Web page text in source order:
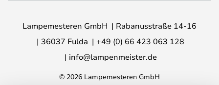
Lampemesteren GmbH
Rabanusstraße 14-16
36037 Fulda
+49 (0) 66 423 063 128
info@lampenmeister.de
© 2026 Lampemesteren GmbH